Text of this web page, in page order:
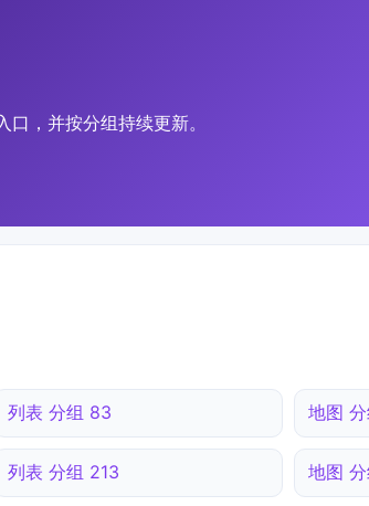
，并按分组持续更新。
列表 分组 83 地图
列表 分组 213 地图